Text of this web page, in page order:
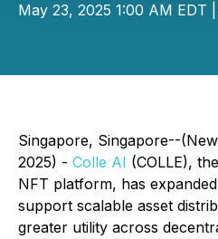
May 23, 2025 1:00 AM EDT
Singapore, Singapore--
2025) - Colle AI (COLLE),
NFT platform, has
support scalable asset
greater utility across